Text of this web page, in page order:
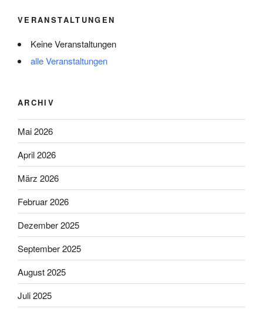
VERANSTALTUNGEN
Keine Veranstaltungen
alle Veranstaltungen
ARCHIV
Mai 2026
April 2026
März 2026
Februar 2026
Dezember 2025
September 2025
August 2025
Juli 2025